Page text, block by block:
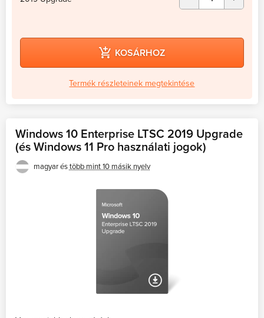
KOSÁRHOZ
Termék részleteinek megtekintése
Windows 10 Enterprise LTSC 2019 Upgrade
(és Windows 11 Pro használati jogok)
magyar éstöbb mint 10 másik nyelv